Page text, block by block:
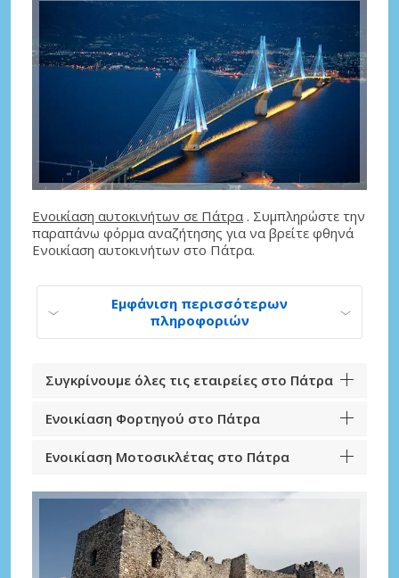
Ενοικίαση αυτοκινήτων σε Πάτρα . Συμπληρώστε την
παραπάνω φόρμα αναζήτησης για να βρείτε φθηνά
Ενοικίαση αυτοκινήτων στο Πάτρα.
Εμφάνιση περισσότερων
πληροφοριών
Συγκρίνουμε όλες τις εταιρείες στο Πάτρα
Ενοικίαση Φορτηγού στο Πάτρα
Ενοικίαση Μοτοσικλέτας στο Πάτρα